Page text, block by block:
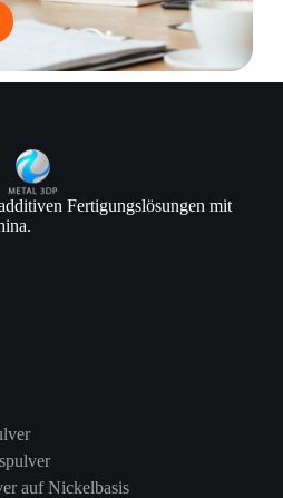
Fertigungslösungen mit
auf Nickelbasis